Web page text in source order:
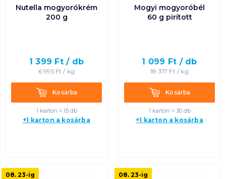
Nutella mogyorókrém
200 g
1 399 Ft / db
6 995Ft / kg
KosárbaKosárba
1 karton = 15 db
+1 karton a kosárba
Mogyi mogyoróbél
60 g pirított
1 099 Ft / db
18 317 Ft / kg
KosárbaKosárba
1 karton = 30 db
+1 karton a kosárba
08. 23-ig 08. 23-ig